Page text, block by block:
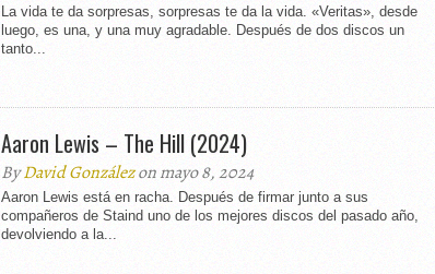
La vida te da sorpresas, sorpresas te da la vida. «Veritas», desde
luego, es una, y una muy agradable. Después de dos discos un
tanto...
Aaron Lewis – The Hill (2024)
ByDavid Gonzálezon mayo 8, 2024
Aaron Lewis está en racha. Después de firmar junto a sus
compañeros de Staind uno de los mejores discos del pasado año,
devolviendo a la...